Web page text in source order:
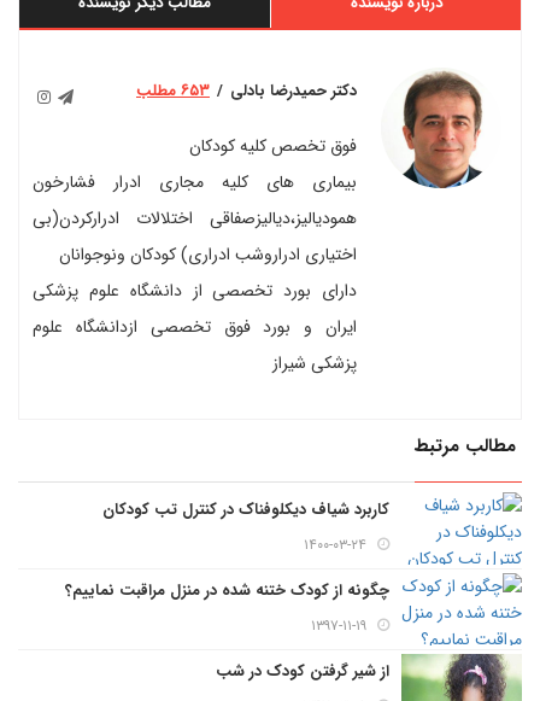
دکتر حمیدرضا بادلی ۶۵۳ مطلب
فوق تخصص کلیه کودکان
بیماری های کلیه مجاری ادرار فشارخون
همودیالیز،دیالیزصفاقی اختلالات ادرارکردن(بی
اختیاری ادراروشب ادراری) کودکان ونوجوانان
دارای بورد تخصصی از دانشگاه علوم پزشکی
ایران و بورد فوق تخصصی ازدانشگاه علوم
پزشکی شیراز
مطالب مرتبط
کاربرد شیاف دیکلوفناک در کنترل تب کودکان
۱۴۰۰-۰۳-۲۴
چگونه از کودک ختنه شده در منزل مراقبت نماییم؟
۱۳۹۷-۱۱-۱۹
از شیر گرفتن کودک در شب